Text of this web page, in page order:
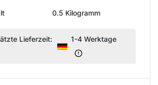
0.5 Kilogramm
Lieferzeit: 1-4 Werktage